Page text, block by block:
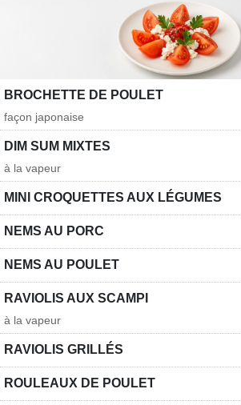
BROCHETTE DE POULET
façon japonaise
DIM SUM MIXTES
à la vapeur
MINI CROQUETTES AUX LÉGUMES
NEMS AU PORC
NEMS AU POULET
RAVIOLIS AUX SCAMPI
à la vapeur
RAVIOLIS GRILLÉS
ROULEAUX DE POULET